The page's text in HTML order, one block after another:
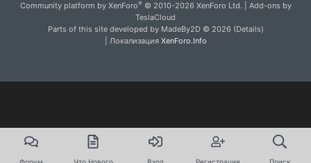
S
Community platform by XenForo® © 2010-2026 XenForo Ltd.
Add-ons by
TeslaCloud
Parts of this site developed by MadeBy2D © 2026 (Details)
| Локализация XenForo.Info